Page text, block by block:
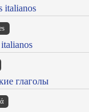
italianos
глаголы